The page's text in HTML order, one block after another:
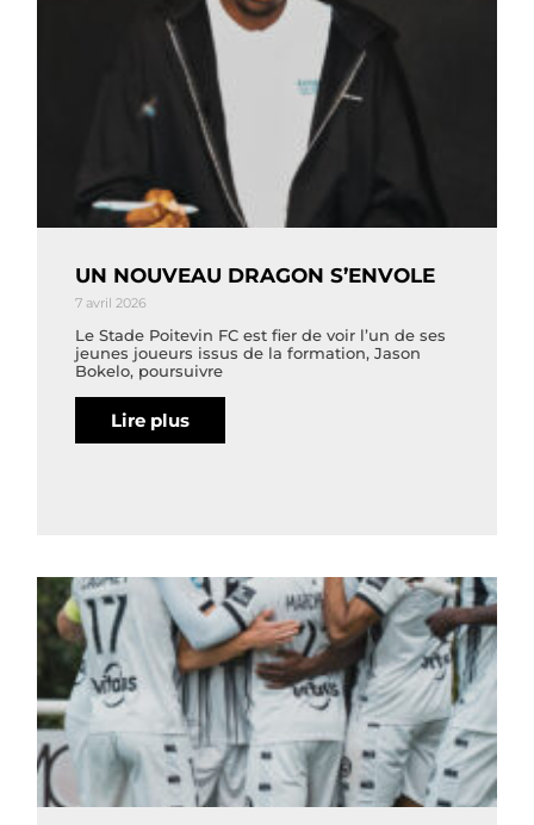
UN NOUVEAU DRAGON S’ENVOLE
7 avril 2026
Le Stade Poitevin FC est fier de voir l’un de ses
jeunes joueurs issus de la formation, Jason
Bokelo, poursuivre
Lire plus